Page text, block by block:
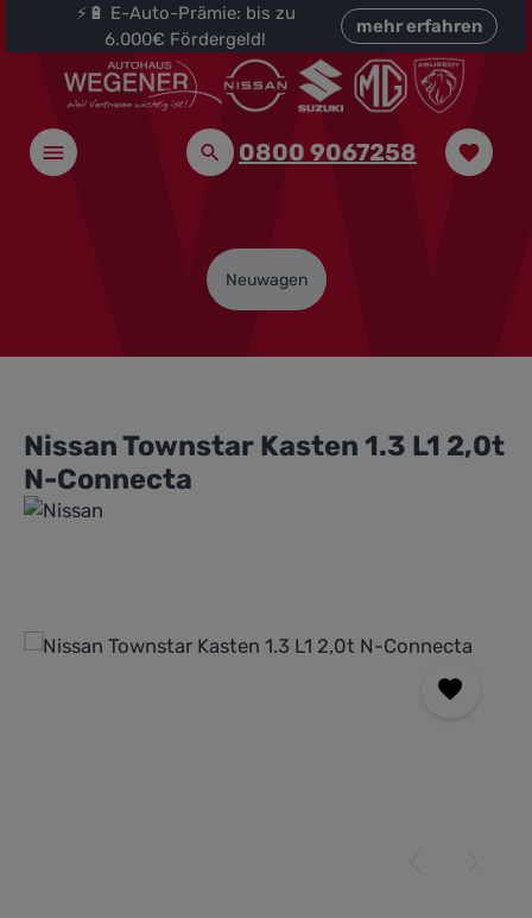
springen
⚡🔋 E-Auto-Prämie: bis zu
6.000€ Fördergeld!
mehr erfahren
0800 9067258
Neuwagen
Nissan Townstar Kasten 1.3 L1 2,0t
N-Connecta
Bildergalerie überspringen